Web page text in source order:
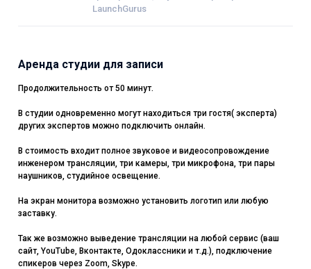
LaunchGurus
Аренда студии для записи
Продолжительность от 50 минут.
В студии одновременно могут находиться три гостя( эксперта)
других экспертов можно подключить онлайн.
В стоимость входит полное звуковое и видеосопровождение
инженером трансляции, три камеры, три микрофона, три пары
наушников, студийное освещение.
На экран монитора возможно установить логотип или любую
заставку.
Так же возможно выведение трансляции на любой сервис (ваш
сайт, YouTube, Вконтакте, Одоклассники и т.д.), подключение
спикеров через Zoom, Skype.